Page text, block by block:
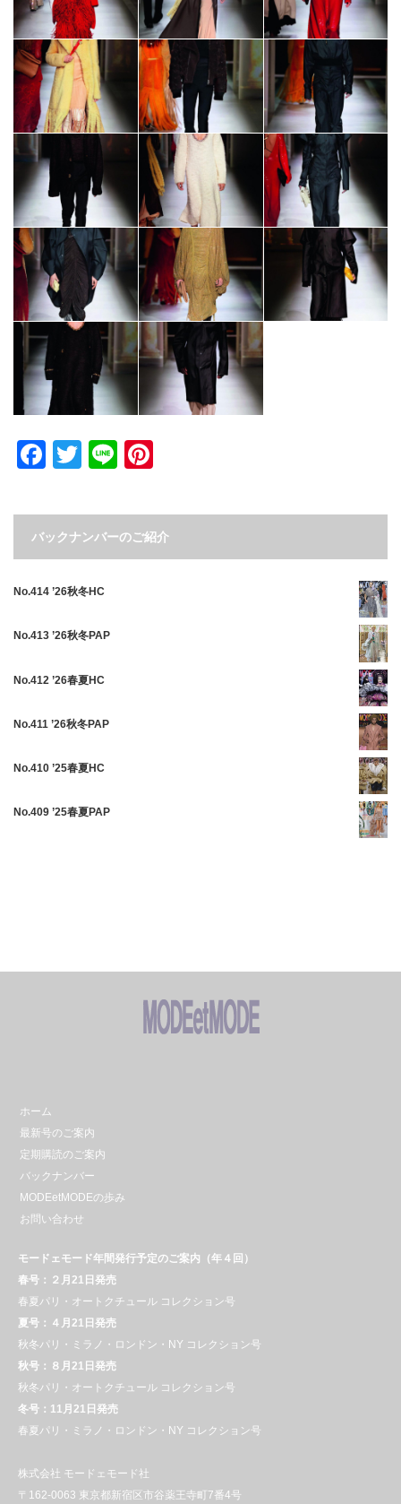
Facebook
Twitter
Line
バックナンバーのご紹介
No.414 ’26秋冬HC
No.413 ’26秋冬PAP
No.412 ’26春夏HC
No.411 ’26秋冬PAP
No.410 ’25春夏HC
No.409 ’25春夏PAP
ホーム
最新号のご案内
定期購読のご案内
バックナンバー
MODEetMODEの歩み
お問い合わせ
モードェモード年間発行予定のご案内（年４回）
春号：２月21日発売
春夏パリ・オートクチュール コレクション号
夏号：４月21日発売
秋冬パリ・ミラノ・ロンドン・NY コレクション号
秋号：８月21日発売
秋冬パリ・オートクチュール コレクション号
冬号：11月21日発売
春夏パリ・ミラノ・ロンドン・NY コレクション号
株式会社 モードェモード社
〒162-0063 東京都新宿区市谷薬王寺町7番4号